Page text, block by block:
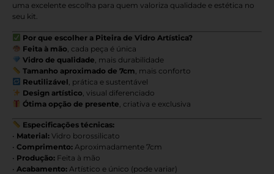
uma excelente escolha para quem valoriza qualidade e estética no
seu kit.
Por que escolher a Piteira de Vidro Artística?
Feita à mão , cada peça é única
Vidro de qualidade , mais durabilidade
Tamanho aproximado de 7cm , mais conforto
Reutilizável , prática e sustentável
Design artístico , visual diferenciado
Ótima opção de presente , criativa e exclusiva
Especificações técnicas:
• Material: Vidro borossilicato
• Comprimento: Aproximadamente 7cm
• Produção: Feita à mão
• Acabamento: Artístico e único (pode variar)